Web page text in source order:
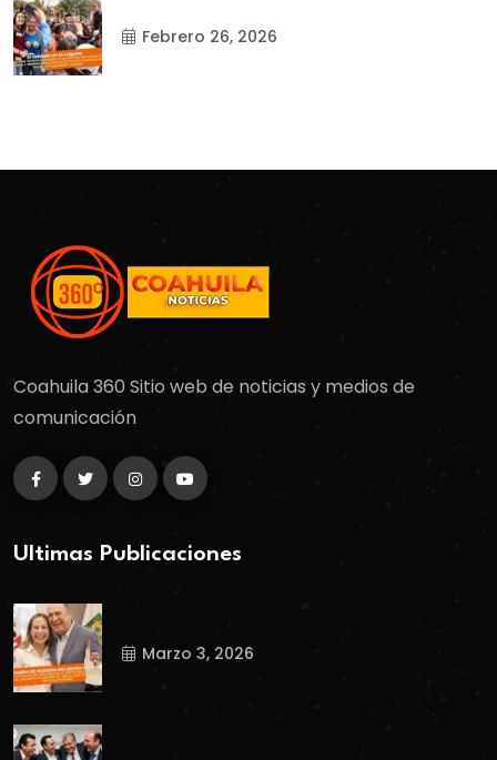
Febrero 26, 2026
Coahuila 360 Sitio web de noticias y medios de
comunicación
Ultimas Publicaciones
Marzo 3, 2026